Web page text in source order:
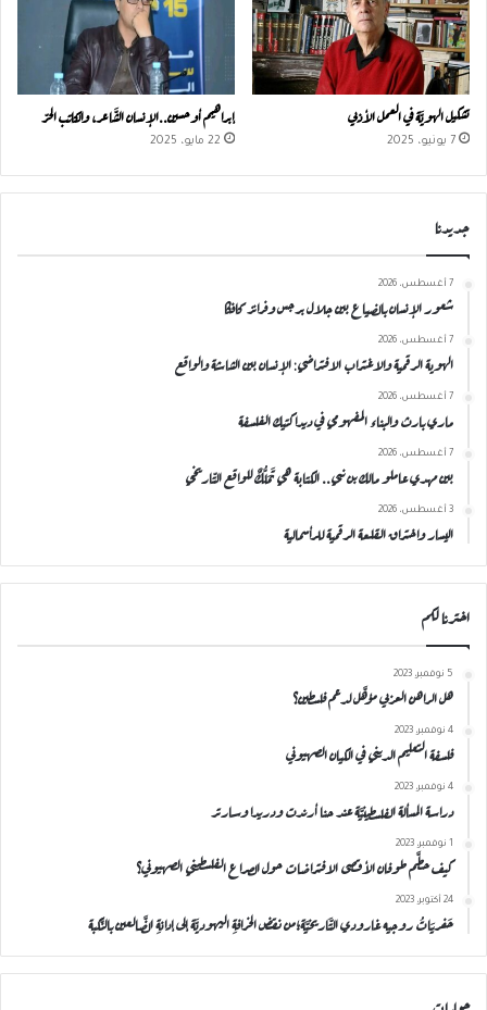
تشكيل الهويَّة في العمل الأدبي
7 يونيو، 2025
إبراهيم أوحسين..الإنسان الشَّاعر، والكاتب الحرّ
22 مايو، 2025
جديدنا
7 أغسطس، 2026
شعور الإنسان بالضياع بين جلال برجس وفرانز كافكا
7 أغسطس، 2026
الهوية الرقمية والاغتراب الافتراضي: الإنسان بين الشاشة والواقع
7 أغسطس، 2026
ماري بارث والبناء المفهومي في ديداكتيك الفلسفة
7 أغسطس، 2026
بين مهدي عاملو مالك بن نبي.. الكتابة هي تَمَلُّكٌ للواقع التّاريخي
3 أغسطس، 2026
اليسار واختراق القلعة الرقمية للرأسمالية
اخترنا لكم
5 نوفمبر، 2023
هل الراهن العربي مؤهَّل لدعم فلسطين؟
4 نوفمبر، 2023
فلسفة التعليم الديني في الكيان الصهيوني
4 نوفمبر، 2023
دراسة المسألة الفلسطينيَّة عند حنا أرندت ودريدا وسارتر
1 نوفمبر، 2023
كيف حطَّم طوفان الأقصى الافتراضات حول الصراع الفلسطيني الصهيوني؟
24 أكتوبر، 2023
حَفريَاتُ روجيه غارودي التَّاريخيَّة؛من نقضِ الخرافةِ اليهوديَّة إلى إدانةِ الضَّالعين بالنَّكبة